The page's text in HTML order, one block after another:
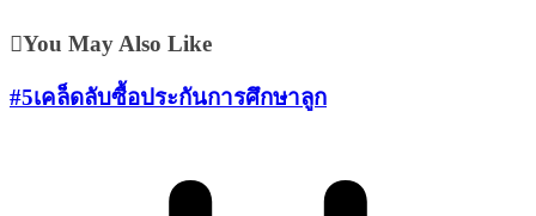
You May Also Like
#5เคล็ดลับซื้อประกันการศึกษาลูก